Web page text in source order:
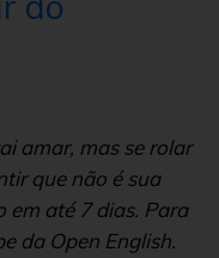
amar, mas se rolar
que não é sua
em até 7 dias. Para
da Open English.